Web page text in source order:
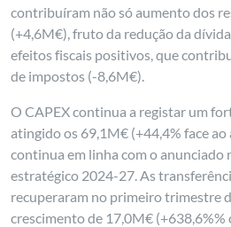
contribuíram não só aumento dos
(+4,6M€), fruto da redução da
efeitos fiscais positivos, que
de impostos (-8,6M€).
O CAPEX continua a registar um
atingido os 69,1M€ (+44,4% face
continua em linha com o anunciado
estratégico 2024-27. As
recuperaram no primeiro trimestre
crescimento de 17,0M€ (+638,6%%